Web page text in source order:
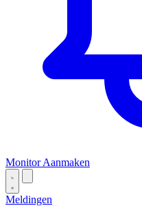
Monitor Aanmaken
Meldingen